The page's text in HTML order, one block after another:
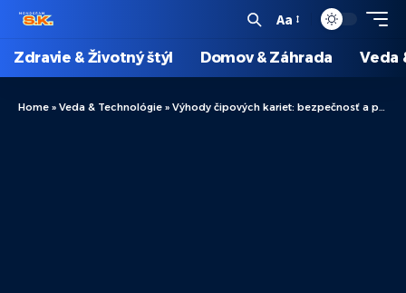
Aa
Zdravie & Životný štýl Domov & Záhrada Veda
Home » Veda & Technológie » Výhody čipových kariet: bezpečnosť a pohodlie v každodennom živote